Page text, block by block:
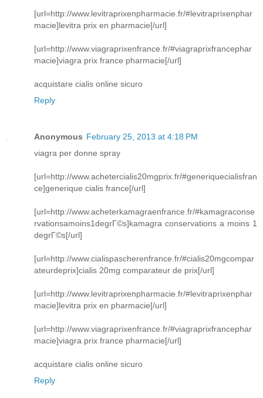
[url=http://www.levitraprixenpharmacie.fr/#levitraprixenphar
macie]levitra prix en pharmacie[/url]
[url=http://www.viagraprixenfrance.fr/#viagraprixfrancephar
macie]viagra prix france pharmacie[/url]
acquistare cialis online sicuro
Reply
Anonymous February 25, 2013 at 4:18 PM
viagra per donne spray
[url=http://www.achetercialis20mgprix.fr/#generiquecialisfran
ce]generique cialis france[/url]
[url=http://www.acheterkamagraenfrance.fr/#kamagraconse
rvationsamoins1degrГ©s]kamagra conservations a moins 1
degrГ©s[/url]
[url=http://www.cialispascherenfrance.fr/#cialis20mgcompar
ateurdeprix]cialis 20mg comparateur de prix[/url]
[url=http://www.levitraprixenpharmacie.fr/#levitraprixenphar
macie]levitra prix en pharmacie[/url]
[url=http://www.viagraprixenfrance.fr/#viagraprixfrancephar
macie]viagra prix france pharmacie[/url]
acquistare cialis online sicuro
Reply